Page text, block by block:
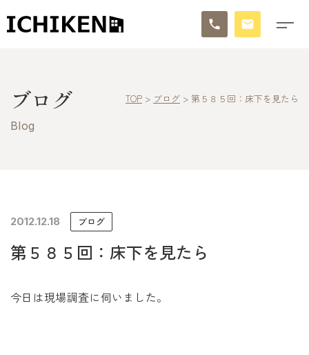
ブログ
イチケンの家づくり
モデルハウス
ブログ
Blog
TOP > ブログ > 第５８５回：床下を見たら
2012.12.18 ブログ
第５８５回：床下を見たら
今日は現場調査に伺いました。